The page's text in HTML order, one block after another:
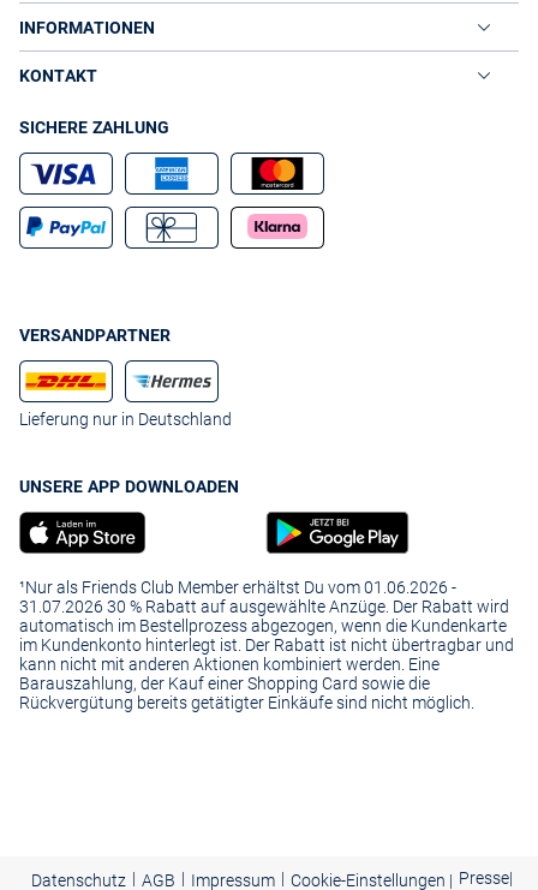
INFORMATIONEN
KONTAKT
SICHERE ZAHLUNG
VERSANDPARTNER
Lieferung nur in Deutschland
UNSERE APP DOWNLOADEN
¹Nur als Friends Club Member erhältst Du vom 01.06.2026 -
31.07.2026 30 % Rabatt auf ausgewählte Anzüge. Der Rabatt wird
automatisch im Bestellprozess abgezogen, wenn die Kundenkarte
im Kundenkonto hinterlegt ist. Der Rabatt ist nicht übertragbar und
kann nicht mit anderen Aktionen kombiniert werden. Eine
Barauszahlung, der Kauf einer Shopping Card sowie die
Rückvergütung bereits getätigter Einkäufe sind nicht möglich.
Datenschutz | AGB | Impressum | Cookie-Einstellungen | Presse|